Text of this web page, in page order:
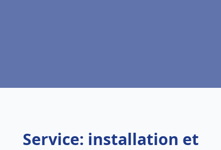
Service: installation et